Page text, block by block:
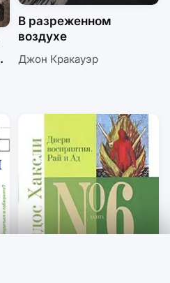
В разреженном
воздухе
Джон Кракауэр